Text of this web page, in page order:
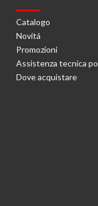
Catalogo
Novitá
Promozioni
Assistenza tecnica
Dove acquistare